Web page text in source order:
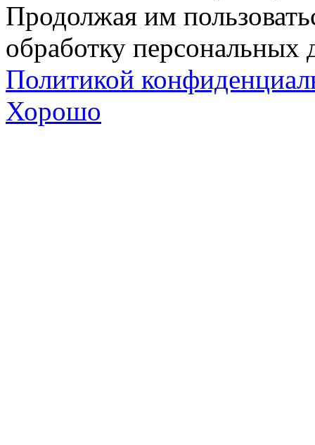
Продолжая им
обработку персональных
Политикой
Хорошо